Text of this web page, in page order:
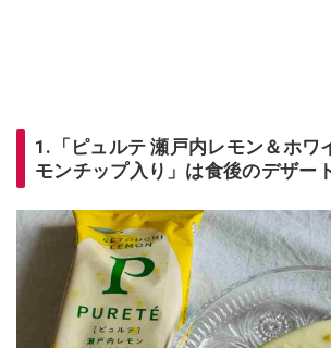
1.「ピュルテ 瀬戸内レモン＆ホワ
モンチップ入り」は食後のデザー